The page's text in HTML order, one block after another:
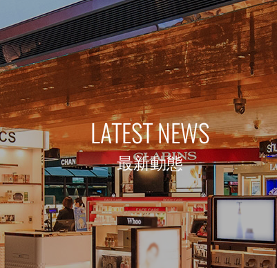
LATEST NEWS
最新動態